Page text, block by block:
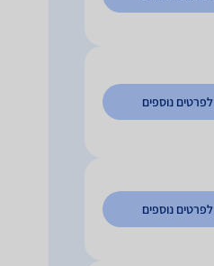
לפרטים נוספים
לפרטים נוספים